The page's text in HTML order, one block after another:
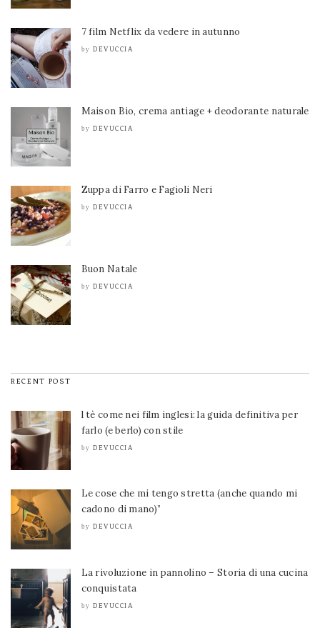
7 film Netflix da vedere in autunno
by DEVUCCIA
Maison Bio, crema antiage + deodorante naturale
by DEVUCCIA
Zuppa di Farro e Fagioli Neri
by DEVUCCIA
Buon Natale
by DEVUCCIA
RECENT POST
l tè come nei film inglesi: la guida definitiva per
farlo (e berlo) con stile
by DEVUCCIA
Le cose che mi tengo stretta (anche quando mi
cadono di mano)”
by DEVUCCIA
La rivoluzione in pannolino – Storia di una cucina
conquistata
by DEVUCCIA